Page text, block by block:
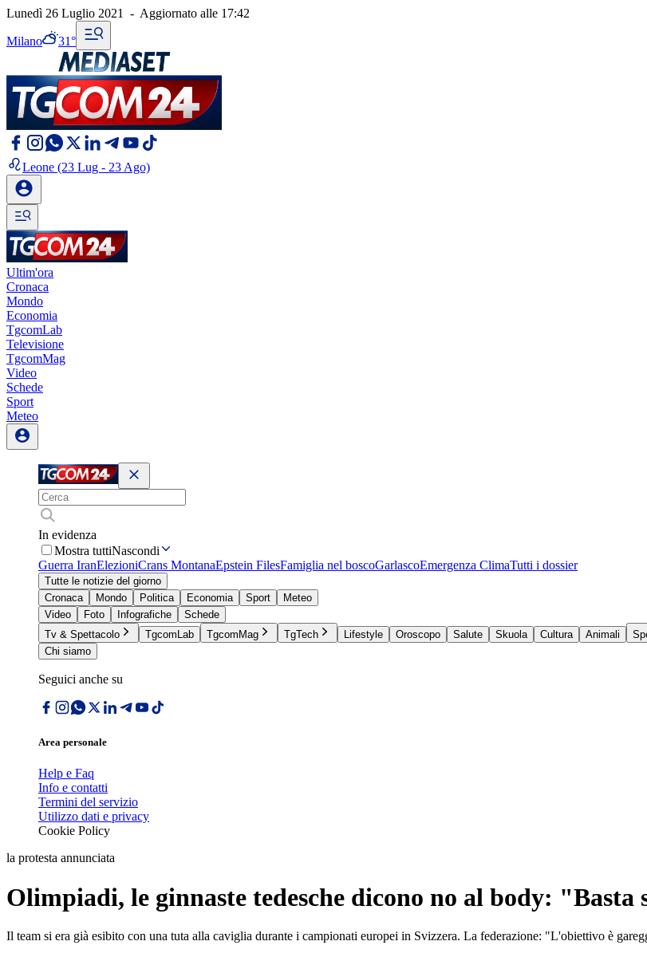
Lunedì 26 Luglio 2021 - Aggiornato alle 17:42
Milano 31°
Leone (23 Lug - 23 Ago)
Ultim'ora
Cronaca
Mondo
Economia
TgcomLab
Televisione
TgcomMag
Video
Schede
Sport
Meteo
In evidenza
Mostra tuttiNascondi
Guerra IranElezioniCrans MontanaEpstein FilesFamiglia nel boscoGarlascoEmergenza ClimaTutti i dossier
Tutte le notizie del giorno
Cronaca
Mondo Politica Economia Sport
Meteo
Video
Foto Infografiche
Schede
Tv & Spettacolo
TgcomLab TgcomMag TgTech Lifestyle Oroscopo Salute Skuola Cultura Animali
Chi siamo
Seguici anche su
Area personale
Help e Faq
Info e contatti
Termini del servizio
Utilizzo dati e privacy
Cookie Policy
la protesta annunciata
Olimpiadi, le ginnaste tedesche dicono no al body: "Basta
Il team si era già esibito con una tuta alla caviglia durante i campionati europei in Svizzera. La federazione: "L'obiettivo è